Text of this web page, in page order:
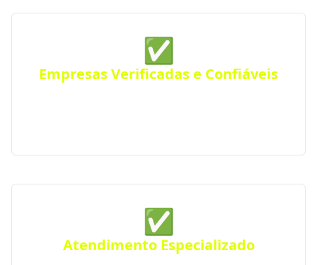
✅
Empresas Verificadas e Confiáveis
✅
Atendimento Especializado